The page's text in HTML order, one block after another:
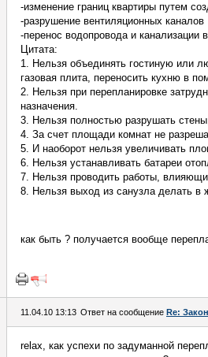
-изменение границ квартиры путем
-разрушение вентиляционных каналов
-перенос водопровода и
Цитата:
1. Нельзя объединять гостиную или
газовая плита, переносить кухню в
2. Нельзя при перепланировке
назначения.
3. Нельзя полностью разрушать
4. За счет площади комнат не
5. И наоборот нельзя увеличивать
6. Нельзя устанавливать батареи
7. Нельзя проводить работы,
8. Нельзя выход из санузла делать в
как быть ? получается вообще
11.04.10 13:13 Ответ на сообщение Re:
relax, как успехи по задуманной